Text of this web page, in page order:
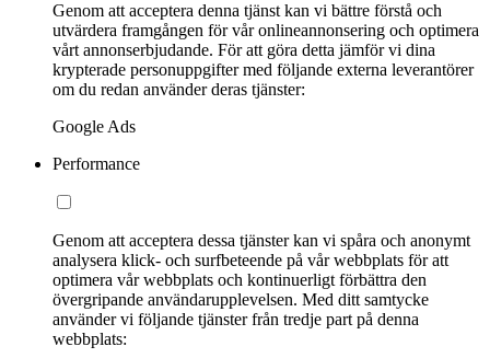
Genom att acceptera denna tjänst kan vi bättre förstå och
utvärdera framgången för vår onlineannonsering och optimera
vårt annonserbjudande. För att göra detta jämför vi dina
krypterade personuppgifter med följande externa leverantörer
om du redan använder deras tjänster:
Google Ads
Performance
Genom att acceptera dessa tjänster kan vi spåra och anonymt
analysera klick- och surfbeteende på vår webbplats för att
optimera vår webbplats och kontinuerligt förbättra den
övergripande användarupplevelsen. Med ditt samtycke
använder vi följande tjänster från tredje part på denna
webbplats: